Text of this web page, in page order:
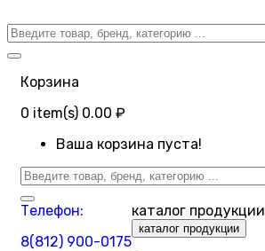
Корзина
0 item(s) 0.00 ₽
Ваша корзина пуста!
Телефон:
8(812) 900-0175
каталог продукции
каталог продукции